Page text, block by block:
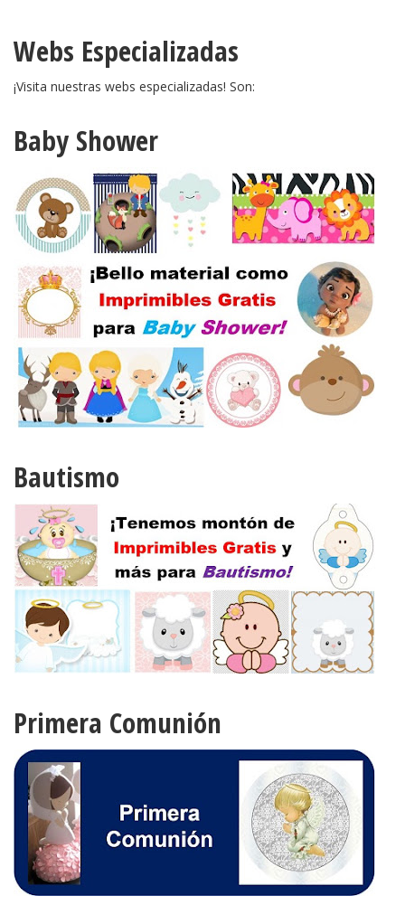
Webs Especializadas
¡Visita nuestras webs especializadas! Son:
Baby Shower
Bautismo
Primera Comunión